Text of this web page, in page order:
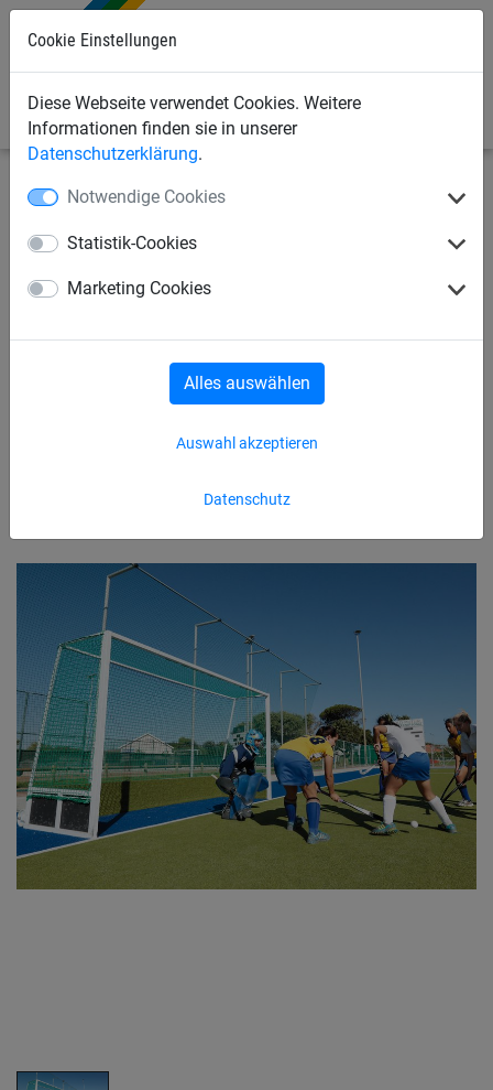
Cookie Einstellungen
Diese Webseite verwendet Cookies. Weitere
Informationen finden sie in unserer
Datenschutzerklärung.
Notwendige Cookies
Statistik-Cookies
Marketing Cookies
Datenschutz
Auswahl akzeptieren
Alles auswählen
Sportnetze Hockey-Tornetze
Feldhockey-Tornetz,
Polypropylen 2,5 mm,
Maschenweite: 25 mm